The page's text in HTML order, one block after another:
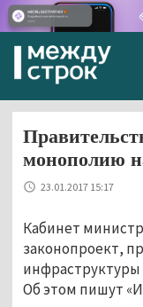
монополию
23.01.2017 15:17
Кабинет
законопроект,
инфраструктуры
Об этом пишут